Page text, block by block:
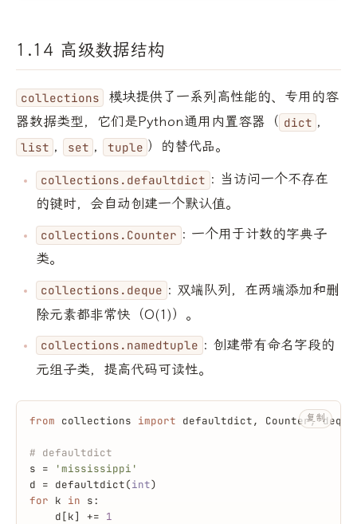
1.14 高级数据结构
collections
模块提供了一系列高性能的、专用的容
器数据类型，它们是Python通用内置容器（ dict ,
list , set , tuple ）的替代品。
collections.defaultdict : 当访问一个不存在
的键时，会自动创建一个默认值。
collections.Counter : 一个用于计数的字典子
类。
collections.deque : 双端队列，在两端添加和删
除元素都非常快（O(1)）。
collections.namedtuple : 创建带有命名字段的
元组子类，提高代码可读性。
from collections import defaultdict, Counter,
# defaultdict
s =
'mississippi'
d = defaultdict(int)
for k in s:
    d[k] +=
1
复制